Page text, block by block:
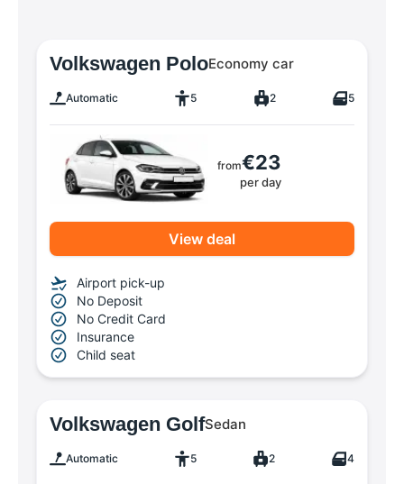
Volkswagen PoloEconomy car
Automatic 5 2 5
from€23
per day
View deal
Airport pick-up
No Deposit
No Credit Card
Insurance
Child seat
Volkswagen GolfSedan
Automatic 5 2 4